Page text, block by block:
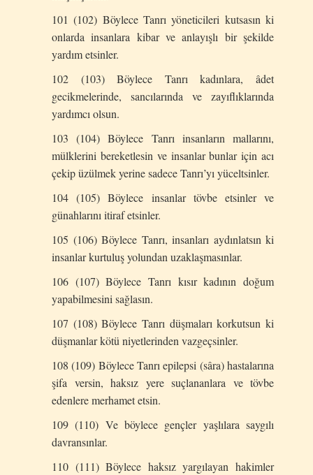
101 (102) Böylece Tanrı yöneticileri kutsasın ki
onlarda insanlara kibar ve anlayışlı bir şekilde
yardım etsinler.
102 (103) Böylece Tanrı kadınlara, âdet
gecikmelerinde, sancılarında ve zayıflıklarında
yardımcı olsun.
103 (104) Böylece Tanrı insanların mallarını,
mülklerini bereketlesin ve insanlar bunlar için acı
çekip üzülmek yerine sadece Tanrı’yı yüceltsinler.
104 (105) Böylece insanlar tövbe etsinler ve
günahlarını itiraf etsinler.
105 (106) Böylece Tanrı, insanları aydınlatsın ki
insanlar kurtuluş yolundan uzaklaşmasınlar.
106 (107) Böylece Tanrı kısır kadının doğum
yapabilmesini sağlasın.
107 (108) Böylece Tanrı düşmaları korkutsun ki
düşmanlar kötü niyetlerinden vazgeçsinler.
108 (109) Böylece Tanrı epilepsi (sâra) hastalarına
şifa versin, haksız yere suçlananlara ve tövbe
edenlere merhamet etsin.
109 (110) Ve böylece gençler yaşlılara saygılı
davransınlar.
110 (111) Böylece haksız yargılayan hakimler